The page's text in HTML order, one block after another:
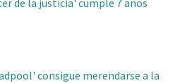
de la justicia' cumple 7 años
consigue merendarse a la